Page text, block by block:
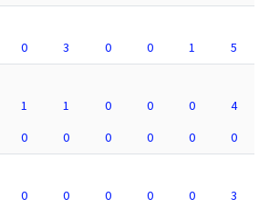
0 3 0 0 1
5
1 1 0 0 0
4
0 0 0 0 0
0
0 0 0 0 0
3